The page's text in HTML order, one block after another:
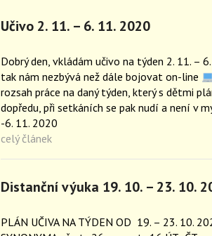
Učivo 2. 11. – 6. 11. 2020
Dobrý den, vkládám učivo na týden 2. 11. –
tak nám nezbývá než dále bojovat on-line
rozsah práce na daný týden, který s dětmi
dopředu, při setkáních se pak nudí a není v
-6. 11. 2020
celý článek
Distanční výuka 19. 10. – 23. 10.
PLÁN UČIVA NA TÝDEN OD 19. – 23. 10.